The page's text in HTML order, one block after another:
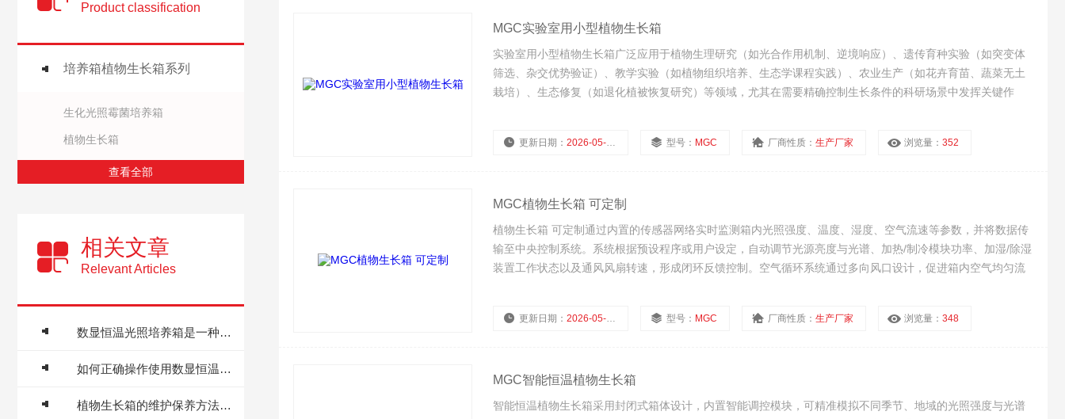
Product classification
培养箱植物生长箱系列
生化光照霉菌培养箱
植物生长箱
查看全部
相关文章
Relevant Articles
数显恒温光照培养箱是一种通用性强的实验设备
如何正确操作使用数显恒温光照培养箱？
植物生长箱的维护保养方法介绍
MGC实验室用小型植物生长箱
实验室用小型植物生长箱广泛应用于植物生理研究（如光合作用机制、逆境响应）、遗传育种实验（如突变体
筛选、杂交优势验证）、教学实验（如植物组织培养、生态学课程实践）、农业生产（如花卉育苗、蔬菜无土
栽培）、生态修复（如退化植被恢复研究）等领域，尤其在需要精确控制生长条件的科研场景中发挥关键作
更新日期：2026-05-07 型号： MGC 厂商性质：生产厂家 浏览量：352
MGC植物生长箱 可定制
植物生长箱 可定制通过内置的传感器网络实时监测箱内光照强度、温度、湿度、空气流速等参数，并将数据传
输至中央控制系统。系统根据预设程序或用户设定，自动调节光源亮度与光谱、加热/制冷模块功率、加湿/除湿
装置工作状态以及通风风扇转速，形成闭环反馈控制。空气循环系统通过多向风口设计，促进箱内空气均匀流
更新日期：2026-05-07 型号： MGC 厂商性质：生产厂家 浏览量：348
MGC智能恒温植物生长箱
智能恒温植物生长箱采用封闭式箱体设计，内置智能调控模块，可精准模拟不同季节、地域的光照强度与光谱